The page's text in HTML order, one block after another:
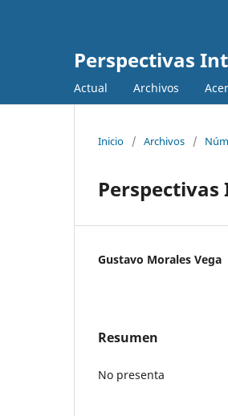
Perspectivas
Actual Archivos
Inicio / Archivos /
Perspectivas
Gustavo Morales Vega
Resumen
No presenta